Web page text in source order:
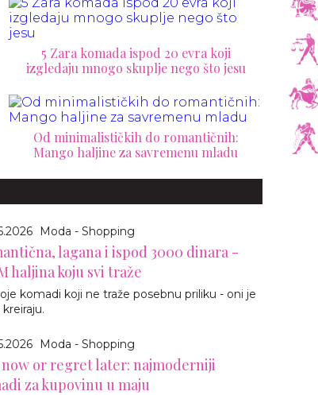
5 Zara komada ispod 20 evra koji
izgledaju mnogo skuplje nego što jesu
Od minimalističkih do romantičnih:
Mango haljine za savremenu mladu
Moda - Shopping
lagana i ispod 3000 dinara -
haljina koju svi traže
komadi koji ne traže posebnu priliku - oni je
Moda - Shopping
now or regret later: najmoderniji
za kupovinu u maju